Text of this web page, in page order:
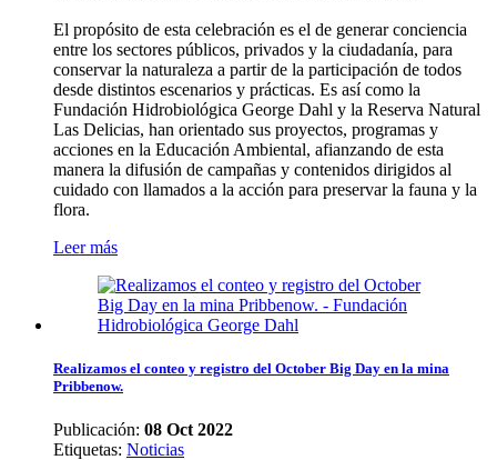
El propósito de esta celebración es el de generar conciencia
entre los sectores públicos, privados y la ciudadanía, para
conservar la naturaleza a partir de la participación de todos
desde distintos escenarios y prácticas. Es así como la
Fundación Hidrobiológica George Dahl y la Reserva Natural
Las Delicias, han orientado sus proyectos, programas y
acciones en la Educación Ambiental, afianzando de esta
manera la difusión de campañas y contenidos dirigidos al
cuidado con llamados a la acción para preservar la fauna y la
flora.
Leer más
Realizamos el conteo y registro del October Big Day en la mina
Pribbenow.
Publicación: 08 Oct 2022
Etiquetas: Noticias